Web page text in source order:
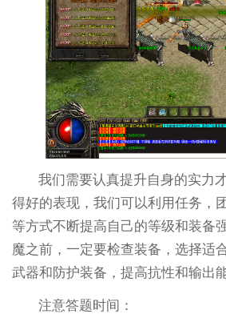
我们需要认真提升自身的实力
得好的表现，我们可以利用任务，
等方式不断提高自己的等级和装备
魔之前，一定要检查装备，选择适
武器和防护装备，提高抗性和输出能
注意答题时间：